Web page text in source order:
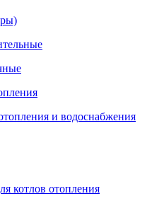
и водоснабжения
котлов отопления